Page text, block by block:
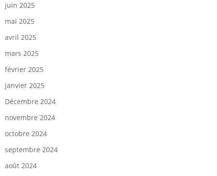
juin 2025
mai 2025
avril 2025
mars 2025
février 2025
janvier 2025
Décembre 2024
novembre 2024
octobre 2024
septembre 2024
août 2024